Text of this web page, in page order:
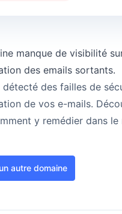
manque de visibilité
des emails sortants.
détecté des failles de
de vos e-mails.
y remédier dans
autre domaine